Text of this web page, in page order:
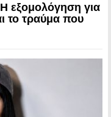
εξομολόγηση για
το τραύμα που